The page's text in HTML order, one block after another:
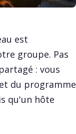
est
groupe. Pas
: vous
du programme
qu'un hôte